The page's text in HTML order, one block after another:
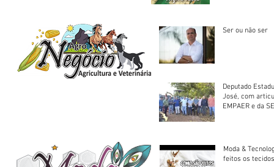
Ser ou não ser
Deputado
José, com
EMPAER e da
Moda &
feitos os